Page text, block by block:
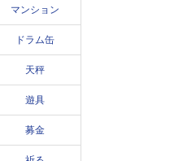
マンション
ドラム缶
天秤
遊具
募金